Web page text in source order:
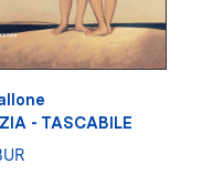
- TASCABILE